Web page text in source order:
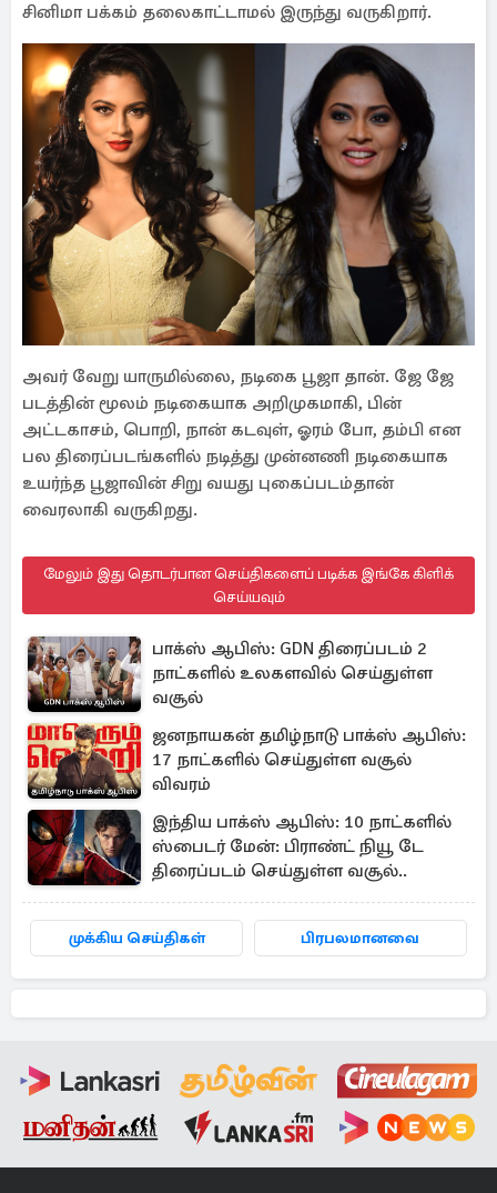
சினிமா பக்கம் தலைகாட்டாமல் இருந்து வருகிறார்.
அவர் வேறு யாருமில்லை, நடிகை பூஜா தான். ஜே ஜே
படத்தின் மூலம் நடிகையாக அறிமுகமாகி, பின்
அட்டகாசம், பொறி, நான் கடவுள், ஓரம் போ, தம்பி என
பல திரைப்படங்களில் நடித்து முன்னணி நடிகையாக
உயர்ந்த பூஜாவின் சிறு வயது புகைப்படம்தான்
வைரலாகி வருகிறது.
மேலும் இது தொடர்பான செய்திகளைப் படிக்க இங்கே கிளிக்
செய்யவும்
பாக்ஸ் ஆபிஸ்: GDN திரைப்படம் 2
நாட்களில் உலகளவில் செய்துள்ள
வசூல்
ஜனநாயகன் தமிழ்நாடு பாக்ஸ் ஆபிஸ்:
17 நாட்களில் செய்துள்ள வசூல்
விவரம்
இந்திய பாக்ஸ் ஆபிஸ்: 10 நாட்களில்
ஸ்பைடர் மேன்: பிராண்ட் நியூ டே
திரைப்படம் செய்துள்ள வசூல்..
முக்கிய செய்திகள் பிரபலமானவை